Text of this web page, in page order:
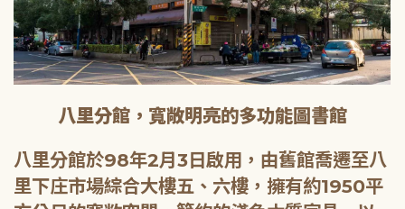
八里分館，寬敞明亮的多功能圖書館
八里分館於98年2月3日啟用，由舊館喬遷至八
里下庄市場綜合大樓五、六樓，擁有約1950平